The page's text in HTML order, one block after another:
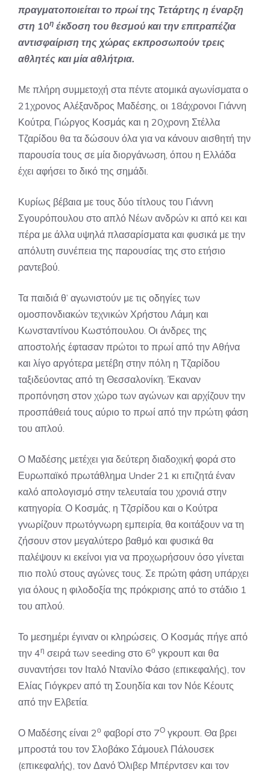
πραγματοποιείται το πρωί της Τετάρτης η έναρξη
στη 10η έκδοση του θεσμού και την επιτραπέζια
αντισφαίριση της χώρας εκπροσωπούν τρεις
αθλητές και μία αθλήτρια.
Με πλήρη συμμετοχή στα πέντε ατομικά αγωνίσματα ο
21χρονος Αλέξανδρος Μαδέσης, οι 18άχρονοι Γιάννη
Κούτρα, Γιώργος Κοσμάς και η 20χρονη Στέλλα
Τζαρίδου θα τα δώσουν όλα για να κάνουν αισθητή την
παρουσία τους σε μία διοργάνωση, όπου η Ελλάδα
έχει αφήσει το δικό της σημάδι.
Κυρίως βέβαια με τους δύο τίτλους του Γιάννη
Σγουρόπουλου στο απλό Νέων ανδρών κι από κει και
πέρα με άλλα υψηλά πλασαρίσματα και φυσικά με την
απόλυτη συνέπεια της παρουσίας της στο ετήσιο
ραντεβού.
Τα παιδιά θ’ αγωνιστούν με τις οδηγίες των
ομοσπονδιακών τεχνικών Χρήστου Λάμη και
Κωνσταντίνου Κωστόπουλου. Οι άνδρες της
αποστολής έφτασαν πρώτοι το πρωί από την Αθήνα
και λίγο αργότερα μετέβη στην πόλη η Τζαρίδου
ταξιδεύοντας από τη Θεσσαλονίκη. Έκαναν
προπόνηση στον χώρο των αγώνων και αρχίζουν την
προσπάθειά τους αύριο το πρωί από την πρώτη φάση
του απλού.
Ο Μαδέσης μετέχει για δεύτερη διαδοχική φορά στο
Ευρωπαϊκό πρωτάθλημα Under 21 κι επιζητά έναν
καλό απολογισμό στην τελευταία του χρονιά στην
κατηγορία. Ο Κοσμάς, η Τζσρίδου και ο Κούτρα
γνωρίζουν πρωτόγνωρη εμπειρία, θα κοιτάξουν να τη
ζήσουν στον μεγαλύτερο βαθμό και φυσικά θα
παλέψουν κι εκείνοι για να προχωρήσουν όσο γίνεται
πιο πολύ στους αγώνες τους. Σε πρώτη φάση υπάρχει
για όλους η φιλοδοξία της πρόκρισης από το στάδιο 1
του απλού.
Το μεσημέρι έγιναν οι κληρώσεις. Ο Κοσμάς πήγε από
την 4η σειρά των seeding στο 6ο γκρουπ και θα
συναντήσει τον Ιταλό Ντανίλο Φάσο (επικεφαλής), τον
Ελίας Γιόγκρεν από τη Σουηδία και τον Νόε Κέουτς
από την Ελβετία.
Ο Μαδέσης είναι 2ο φαβορί στο 7Ο γκρουπ. Θα βρει
μπροστά του τον Σλοβάκο Σάμουελ Πάλουσεκ
(επικεφαλής), τον Δανό Όλιβερ Μπέρντσεν και τον